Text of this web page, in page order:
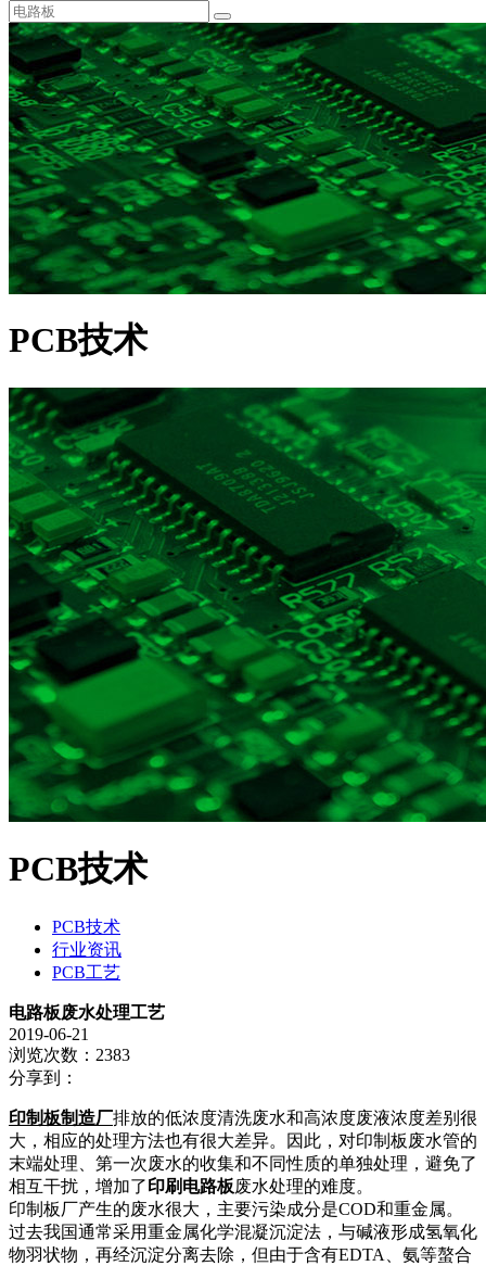
PCB技术
PCB技术
PCB技术
行业资讯
PCB工艺
电路板废水处理工艺
2019-06-21
浏览次数：2383
分享到：
印制板制造厂排放的低浓度清洗废水和高浓度废液浓度差别很
大，相应的处理方法也有很大差异。因此，对印制板废水管的
末端处理、第一次废水的收集和不同性质的单独处理，避免了
相互干扰，增加了印刷电路板废水处理的难度。
印制板厂产生的废水很大，主要污染成分是COD和重金属。
过去我国通常采用重金属化学混凝沉淀法，与碱液形成氢氧化
物羽状物，再经沉淀分离去除，但由于含有EDTA、氨等螯合